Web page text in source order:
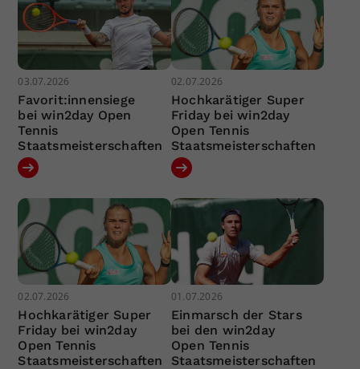
03.07.2026
Favorit:innensiege
bei win2day Open
Tennis
Staatsmeisterschaften
02.07.2026
Hochkarätiger Super
Friday bei win2day
Open Tennis
Staatsmeisterschaften
02.07.2026
Hochkarätiger Super
Friday bei win2day
Open Tennis
Staatsmeisterschaften
01.07.2026
Einmarsch der Stars
bei den win2day
Open Tennis
Staatsmeisterschaften